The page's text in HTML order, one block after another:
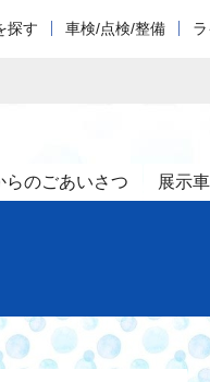
探す 車検/点検/整備
らのごあいさつ 展示